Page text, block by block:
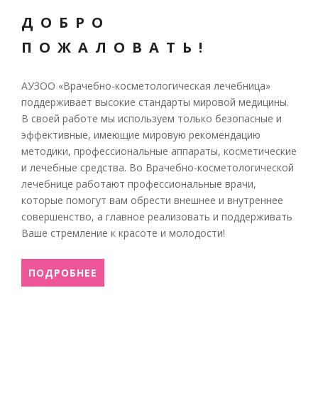
ДОБРО
ПОЖАЛОВАТЬ!
АУЗОО «Врачебно-косметологическая лечебница»
поддерживает высокие стандарты мировой медицины.
В своей работе мы используем только безопасные и
эффективные, имеющие мировую рекомендацию
методики, профессиональные аппараты, косметические
и лечебные средства. Во Врачебно-косметологической
лечебнице работают профессиональные врачи,
которые помогут вам обрести внешнее и внутреннее
совершенство, а главное реализовать и поддерживать
Ваше стремление к красоте и молодости!
ПОДРОБНЕЕ